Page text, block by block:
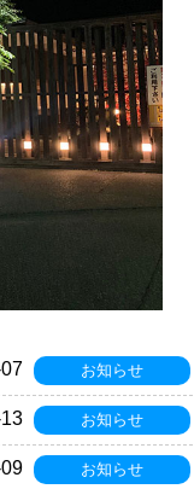
お知らせ
お知らせ
お知らせ